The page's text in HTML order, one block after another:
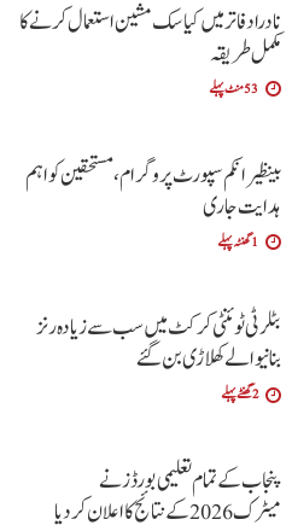
نادرا دفاتر میں کیاسک مشین استعمال کرنے کا
مکمل طریقہ
53 منٹ پہلے
بینظیر انکم سپورٹ پروگرام،مستحقین کو اہم
ہدایت جاری
1 گھنٹہ پہلے
بٹلر ٹی ٹوئنٹی کرکٹ میں سب سے زیادہ رنز
بنانیوالے کھلاڑی بن گئے
2 گھنٹے پہلے
پنجاب کے تمام تعلیمی بورڈ ز نے
میٹرک 2026 کے نتائج کا اعلان کردیا